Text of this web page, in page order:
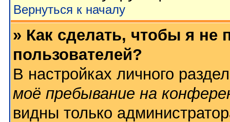
Вернуться к началу
» Как сделать, чтобы я не
пользователей?
В настройках личного
моё пребывание на
видны только